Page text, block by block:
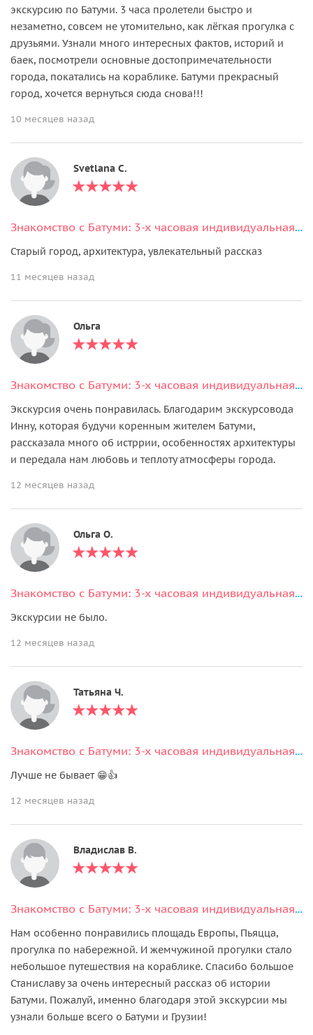
экскурсию по Батуми. 3 часа пролетели быстро и
незаметно, совсем не утомительно, как лёгкая прогулка с
друзьями. Узнали много интересных фактов, историй и
баек, посмотрели основные достопримечательности
города, покатались на кораблике. Батуми прекрасный
город, хочется вернуться сюда снова!!!
10 месяцев назад
Svetlana С.
Знакомство с Батуми: 3-х часовая индивидуальная экскурсия по городу
Старый город, архитектура, увлекательный рассказ
11 месяцев назад
Ольга
Знакомство с Батуми: 3-х часовая индивидуальная экскурсия по городу
Экскурсия очень понравилась. Благодарим экскурсовода
Инну, которая будучи коренным жителем Батуми,
рассказала много об истррии, особенностях архитектуры
и передала нам любовь и теплоту атмосферы города.
12 месяцев назад
Ольга О.
Знакомство с Батуми: 3-х часовая индивидуальная экскурсия по городу
Экскурсии не было.
12 месяцев назад
Татьяна Ч.
Знакомство с Батуми: 3-х часовая индивидуальная экскурсия по городу
Лучше не бывает 😁👍
12 месяцев назад
Владислав В.
Знакомство с Батуми: 3-х часовая индивидуальная экскурсия по городу
Нам особенно понравились площадь Европы, Пьяцца,
прогулка по набережной. И жемчужиной прогулки стало
небольшое путешествия на кораблике. Спасибо большое
Станиславу за очень интересный рассказ об истории
Батуми. Пожалуй, именно благодаря этой экскурсии мы
узнали больше всего о Батуми и Грузии!